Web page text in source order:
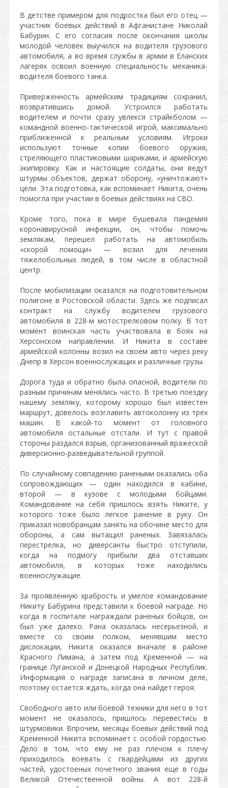
В детстве примером для подростка был его отец —
участник боевых действий в Афганистане Николай
Бабурин. С его согласия после окончания школы
молодой человек выучился на водителя грузового
автомобиля, а во время службы в армии в Еланских
лагерях освоил военную специальность механика-
водителя боевого танка.
Приверженность армейским традициям сохранил,
возвратившись домой. Устроился работать
водителем и почти сразу увлекся страйкболом —
командной военно-тактической игрой, максимально
приближенной к реальным условиям. Игроки
используют точные копии боевого оружия,
стреляющего пластиковыми шариками, и армейскую
экипировку. Как и настоящие солдаты, они ведут
штурмы объектов, держат оборону, «уничтожают»
цели. Эта подготовка, как вспоминает Никита, очень
помогла при участии в боевых действиях на СВО.
Кроме того, пока в мире бушевала пандемия
коронавирусной инфекции, он, чтобы помочь
землякам, перешел работать на автомобиль
«скорой помощи» — возил для лечения
тяжелобольных людей, в том числе в областной
центр.
После мобилизации оказался на подготовительном
полигоне в Ростовской области. Здесь же подписал
контракт на службу водителем грузового
автомобиля в 228-м мотострелковом полку. В тот
момент воинская часть участвовала в боях на
Херсонском направлении. И Никита в составе
армейской колонны возил на своем авто через реку
Днепр в Херсон военнослужащих и различные грузы.
Дорога туда и обратно была опасной, водители по
разным причинам менялись часто. В третью поездку
нашему земляку, которому хорошо был известен
маршрут, довелось возглавить автоколонну из трех
машин. В какой-то момент от головного
автомобиля остальные отстали. И тут с правой
стороны раздался взрыв, организованный вражеской
диверсионно-разведывательной группой.
По случайному совпадению ранеными оказались оба
сопровождающих — один находился в кабине,
второй — в кузове с молодыми бойцами.
Командование на себя пришлось взять Никите, у
которого тоже было легкое ранение в руку. Он
приказал новобранцам занять на обочине место для
обороны, а сам вытащил раненых. Завязалась
перестрелка, но диверсанты быстро отступили,
когда на подмогу прибыли два отставших
автомобиля, в которых тоже находились
военнослужащие.
За проявленную храбрость и умелое командование
Никиту Бабурина представили к боевой награде. Но
когда в госпитале награждали раненых бойцов, он
был уже далеко. Рана оказалась несерьезной, и
вместе со своим полком, менявшим место
дислокации, Никита оказался вначале в районе
Красного Лимана, а затем под Кременной — на
границе Луганской и Донецкой Народных Республик.
Информация о награде записана в личном деле,
поэтому остается ждать, когда она найдет героя.
Свободного авто или боевой техники для него в тот
момент не оказалось, пришлось перевестись в
штурмовики. Впрочем, месяцы боевых действий под
Кременной Никита вспоминает с особой гордостью.
Дело в том, что ему не раз плечом к плечу
приходилось воевать с гвардейцами из других
частей, удостоеных почетного звания еще в годы
Великой Отечественной войны. А вот 228-й